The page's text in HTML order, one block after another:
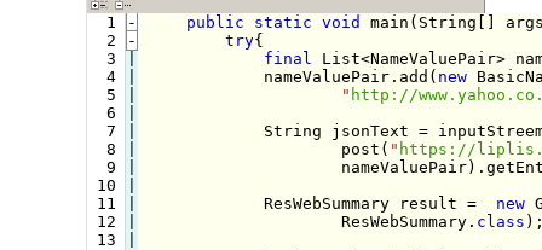
  1
  2
  3
  4
  5
  6
  7
  8
  9
10
11
12
13
-
-
public static void main(String[]
try{
final List<NameValuePair>
            nameValuePair.add(
new
" http://
String jsonText =
                    post(
" https://
            ResWebSummary result =
new
                    ResWebSummary.
class